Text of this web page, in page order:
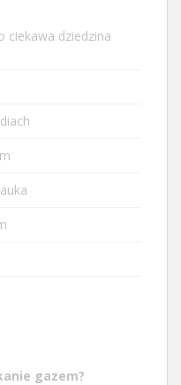
ciekawa dziedzina
gazem?